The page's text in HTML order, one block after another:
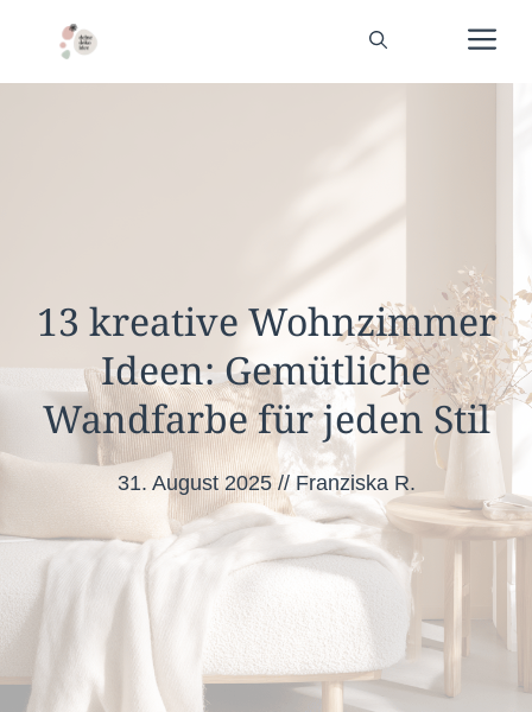
springen
13 kreative Wohnzimmer
Ideen: Gemütliche
Wandfarbe für jeden Stil
31. August 2025 // Franziska R.